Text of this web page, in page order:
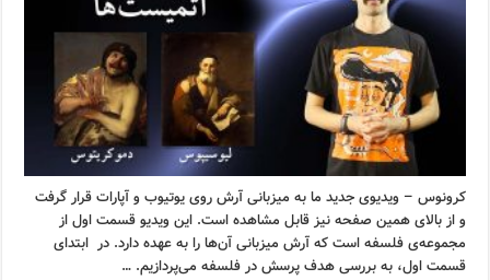
کرونوس – ویدیوی جدید ما به میزبانی آرش روی یوتیوب و آپارات قرار گرفت
و از بالای همین صفحه نیز قابل مشاهده است. این ویدیو قسمت اول از
مجموعه‌ی فلسفه است که آرش میزبانی آن‌ها را به عهده دارد. در ابتدای
قسمت اول، به بررسی هدف پرسش در فلسفه می‌پردازیم. …